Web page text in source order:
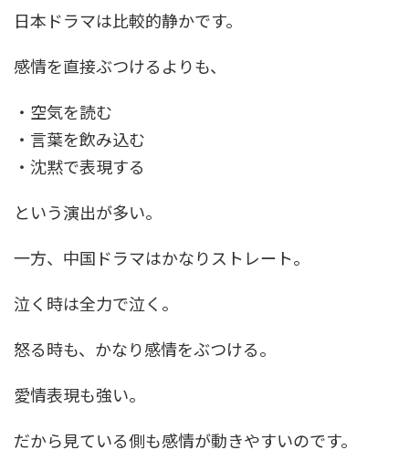
日本ドラマは比較的静かです。
感情を直接ぶつけるよりも、
・空気を読む
・言葉を飲み込む
・沈黙で表現する
という演出が多い。
一方、中国ドラマはかなりストレート。
泣く時は全力で泣く。
怒る時も、かなり感情をぶつける。
愛情表現も強い。
だから見ている側も感情が動きやすいのです。